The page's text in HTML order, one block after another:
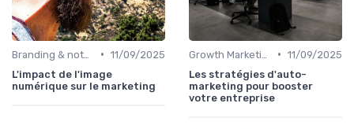
• 11/09/2025
L'impact de l'image
numérique sur le marketing
• 11/09/2025
Les stratégies d'auto-
marketing pour booster
votre entreprise